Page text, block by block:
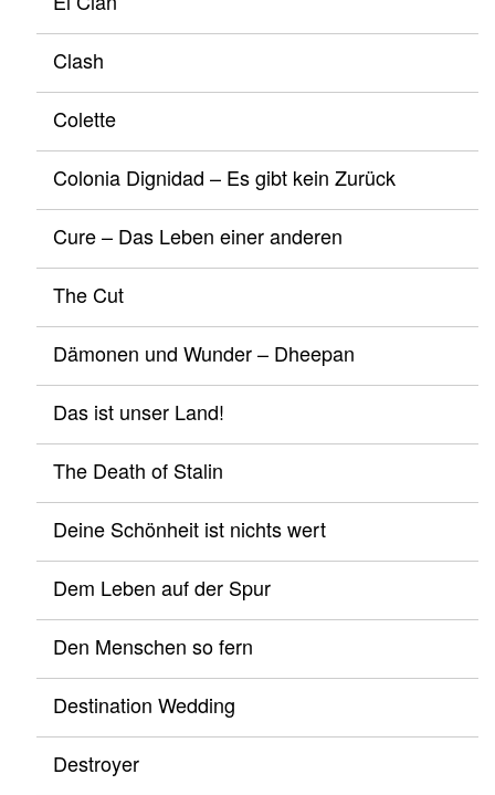
Clash
Colette
Colonia Dignidad – Es gibt kein Zurück
Cure – Das Leben einer anderen
The Cut
Dämonen und Wunder – Dheepan
Das ist unser Land!
The Death of Stalin
Deine Schönheit ist nichts wert
Dem Leben auf der Spur
Den Menschen so fern
Destination Wedding
Destroyer